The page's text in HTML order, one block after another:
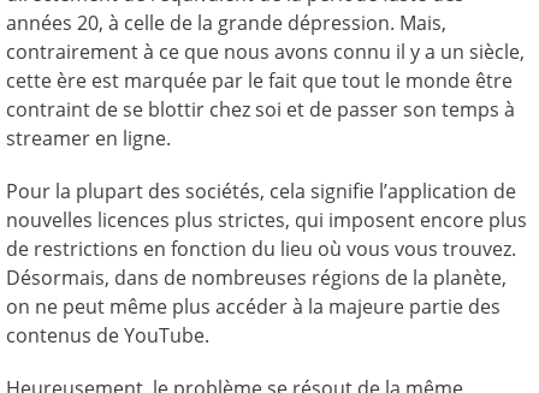
années 20, à celle de la grande dépression. Mais,
contrairement à ce que nous avons connu il y a un siècle,
cette ère est marquée par le fait que tout le monde être
contraint de se blottir chez soi et de passer son temps à
streamer en ligne.
Pour la plupart des sociétés, cela signifie l’application de
nouvelles licences plus strictes, qui imposent encore plus
de restrictions en fonction du lieu où vous vous trouvez.
Désormais, dans de nombreuses régions de la planète,
on ne peut même plus accéder à la majeure partie des
contenus de YouTube.